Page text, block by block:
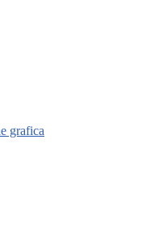
grafica